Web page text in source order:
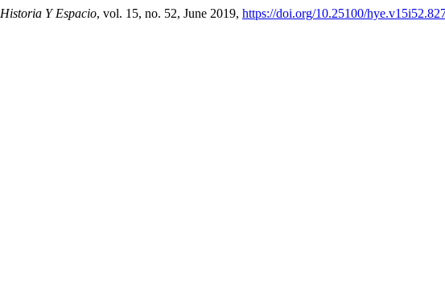
Historia Y Espacio, vol. 15, no. 52, June 2019, https://doi.org/10.25100/